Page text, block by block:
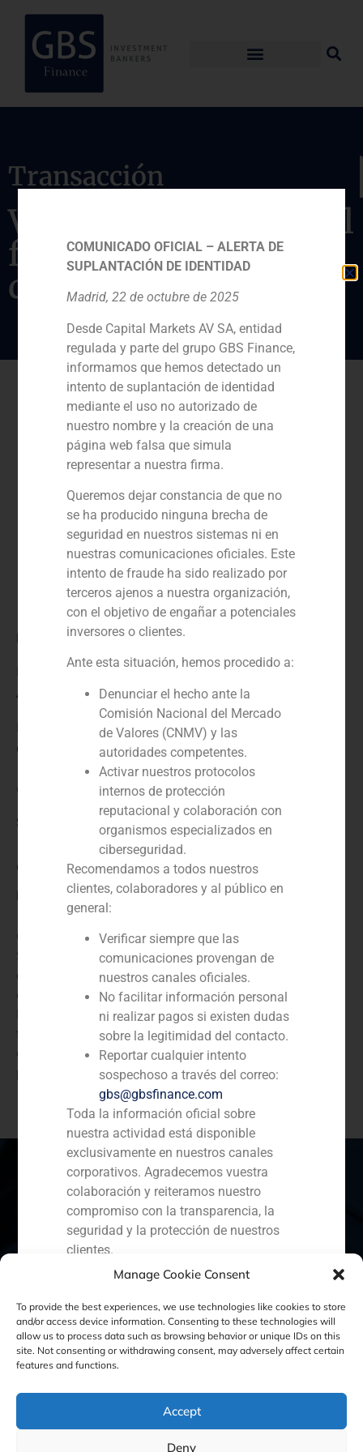
Manage Cookie Consent
To provide the best experiences, we use technologies like cookies to store
and/or access device information. Consenting to these technologies will
allow us to process data such as browsing behavior or unique IDs on this
site. Not consenting or withdrawing consent, may adversely affect certain
features and functions.
Accept
Deny
Transacción
Venta de la empresa al
fabricante de equipos
de medición Circutor
Rol:
Financial advisor to the seller
Año:
Cliente:
Circutor
Servicio / Sector
Corporate Finance,Industria
Descripción
GBS Finance ha actuado como asesor financiero de
SACI, una de las principales empresas europeas
centradas en el diseño, fabricación y comercialización
de dispositivos orientados al Control y Eficiencia
Energética Eléctrica, en la venta de la compañía al
fabricante de equipos de medida CIRCUTOR, empresa
especializada en el diseño y fabricación de equipos
para la mejora de la eficiencia energética.
España Portugal Colombia
Ecuador
Política de Cookies Política de Privacidad
Aviso Legal
GBS Finance ©2023
COMUNICADO OFICIAL – ALERTA DE
SUPLANTACIÓN DE IDENTIDAD
Madrid, 22 de octubre de 2025
Desde Capital Markets AV SA, entidad
regulada y parte del grupo GBS Finance,
informamos que hemos detectado un
intento de suplantación de identidad
mediante el uso no autorizado de
nuestro nombre y la creación de una
página web falsa que simula
representar a nuestra firma.
Queremos dejar constancia de que no
se ha producido ninguna brecha de
seguridad en nuestros sistemas ni en
nuestras comunicaciones oficiales. Este
intento de fraude ha sido realizado por
terceros ajenos a nuestra organización,
con el objetivo de engañar a potenciales
inversores o clientes.
Ante esta situación, hemos procedido a:
Denunciar el hecho ante la
Comisión Nacional del Mercado
de Valores (CNMV) y las
autoridades competentes.
Activar nuestros protocolos
internos de protección
reputacional y colaboración con
organismos especializados en
ciberseguridad.
Recomendamos a todos nuestros
clientes, colaboradores y al público en
general:
Verificar siempre que las
comunicaciones provengan de
nuestros canales oficiales.
No facilitar información personal
ni realizar pagos si existen dudas
sobre la legitimidad del contacto.
Reportar cualquier intento
sospechoso a través del correo:
gbs@gbsfinance.com
Toda la información oficial sobre
nuestra actividad está disponible
exclusivamente en nuestros canales
corporativos. Agradecemos vuestra
colaboración y reiteramos nuestro
compromiso con la transparencia, la
seguridad y la protección de nuestros
clientes.
Capital Markets AV SA
GBS Finance